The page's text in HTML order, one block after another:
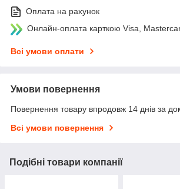
Оплата на рахунок
Онлайн-оплата карткою Visa,
Всі умови оплати
Умови повернення
Повернення товару впродовж 14 днів за
Всі умови повернення
Подібні товари компанії